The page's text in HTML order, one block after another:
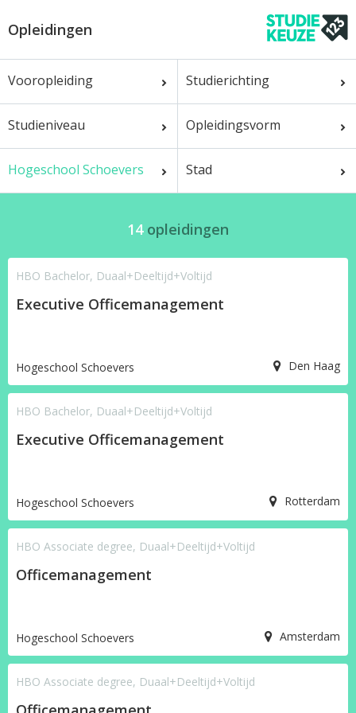
Opleidingen
Vooropleiding Studierichting
Studieniveau Opleidingsvorm
Hogeschool Schoevers Stad
14opleidingen
HBO Bachelor, Duaal+Deeltijd+Voltijd
Executive Officemanagement
Hogeschool Schoevers Den Haag
HBO Bachelor, Duaal+Deeltijd+Voltijd
Executive Officemanagement
Hogeschool Schoevers Rotterdam
HBO Associate degree, Duaal+Deeltijd+Voltijd
Officemanagement
Hogeschool Schoevers Amsterdam
HBO Associate degree, Duaal+Deeltijd+Voltijd